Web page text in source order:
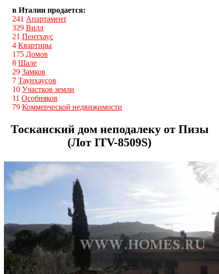
в Италии продается:
241 Апартамент
329 Вилл
21 Пентхаус
4 Квартиры
175 Домов
8 Шале
29 Замков
7 Таунхаусов
10 Участков земли
11 Особняков
79 Коммерческой недвижимости
Тосканский дом неподалеку от Пизы
(Лот ITV-8509S)